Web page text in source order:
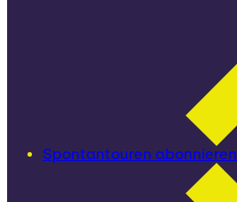
Spontantouren abonnieren